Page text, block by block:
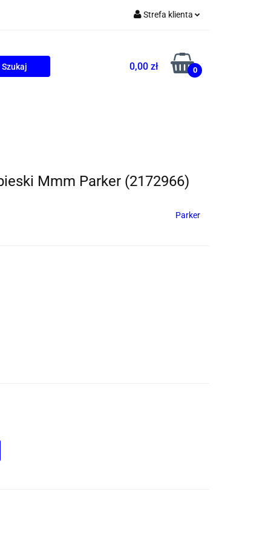
Strefa klienta
Zarejestruj się
0,00 zł 0
Mmm Parker (2172966)
Parker